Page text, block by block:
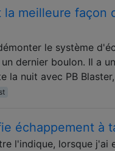
la meilleure
le système
dernier boulon. Il a
la nuit avec PB
échappement à
l'indique, lorsque j'ai